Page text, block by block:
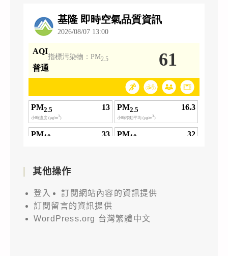
其他操作
登入
訂閱網站內容的資訊提供
訂閱留言的資訊提供
WordPress.org 台灣繁體中文